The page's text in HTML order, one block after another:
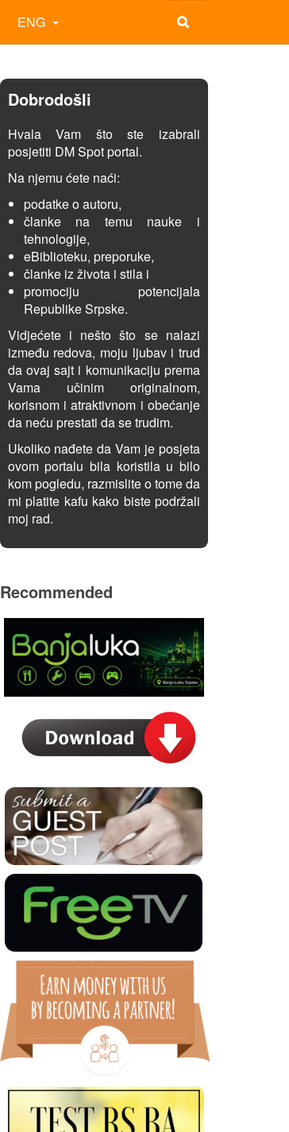
ENG
Dobrodošli
Hvala Vam što ste izabrali
posjetiti DM Spot portal.
Na njemu ćete naći:
podatke o autoru,
članke na temu nauke i
tehnologije,
eBiblioteku, preporuke,
članke iz života i stila i
promociju potencijala
Republike Srpske.
Vidjećete i nešto što se nalazi
između redova, moju ljubav i trud
da ovaj sajt i komunikaciju prema
Vama učinim originalnom,
korisnom i atraktivnom i obećanje
da neću prestati da se trudim.
Ukoliko nađete da Vam je posjeta
ovom portalu bila koristila u bilo
kom pogledu, razmislite o tome da
mi platite kafu kako biste podržali
moj rad.
Recommended